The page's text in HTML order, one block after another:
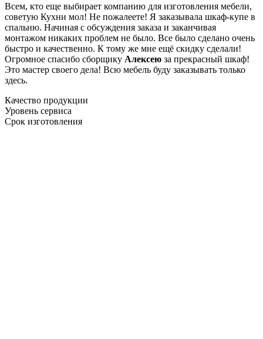
Всем, кто еще выбирает компанию для изготовления мебели,
советую Кухни мол! Не пожалеете! Я заказывала шкаф-купе в
спальню. Начиная с обсуждения заказа и заканчивая
монтажом никаких проблем не было. Все было сделано очень
быстро и качественно. К тому же мне ещё скидку сделали!
Огромное спасибо сборщику Алексею за прекрасный шкаф!
Это мастер своего дела! Всю мебель буду заказывать только
здесь.
Качество продукции
Уровень сервиса
Срок изготовления